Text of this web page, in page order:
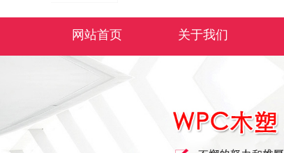
网站首页 关于我们